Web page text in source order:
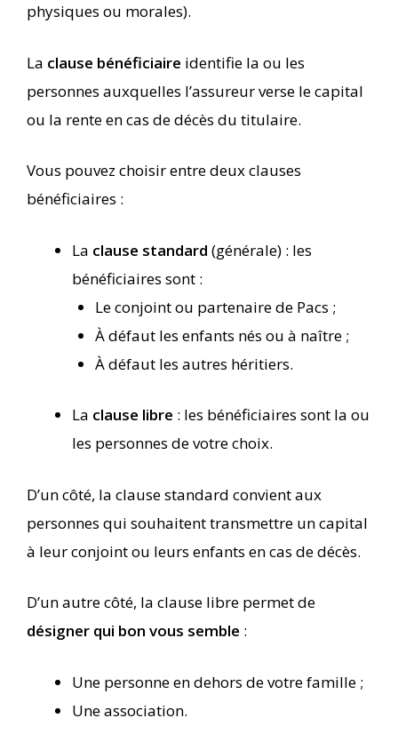
physiques ou morales).
La clause bénéficiaire identifie la ou les
personnes auxquelles l’assureur verse le capital
ou la rente en cas de décès du titulaire.
Vous pouvez choisir entre deux clauses
bénéficiaires :
La clause standard (générale) : les
bénéficiaires sont :
Le conjoint ou partenaire de Pacs ;
À défaut les enfants nés ou à naître ;
À défaut les autres héritiers.
La clause libre : les bénéficiaires sont la ou
les personnes de votre choix.
D’un côté, la clause standard convient aux
personnes qui souhaitent transmettre un capital
à leur conjoint ou leurs enfants en cas de décès.
D’un autre côté, la clause libre permet de
désigner qui bon vous semble :
Une personne en dehors de votre famille ;
Une association.